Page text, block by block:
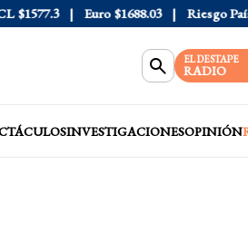
Euro $1688.03 Riesgo País
EL DESTAPE
RADIO
INVESTIGACIONESOPINIÓN